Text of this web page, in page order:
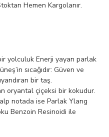
Hemen Kargolanır.
yolculuk Enerji yayan parlak
sıcağıdır: Güven ve
bir taş.
oryantal çiçeksi bir kokudur.
notada ise Parlak Ylang
Benzoin Resinoidi ile